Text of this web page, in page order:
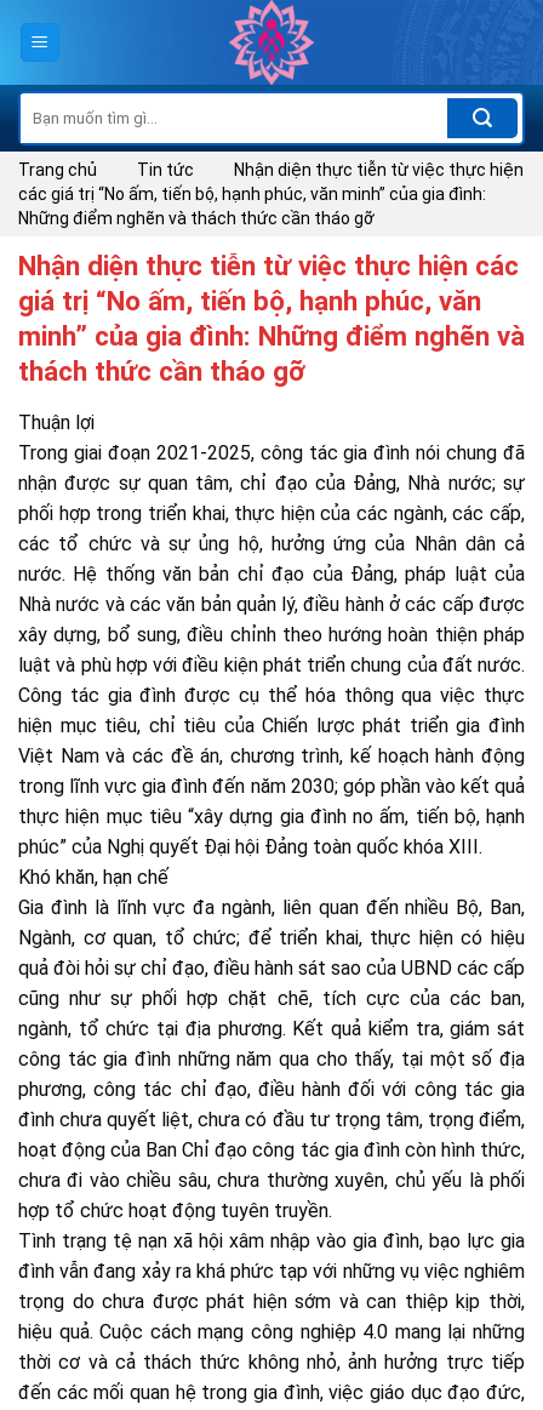
kiếm:
Trang chủ Tin tức
Nhận diện thực tiễn từ việc thực hiện
các giá trị “No ấm, tiến bộ, hạnh phúc, văn minh” của gia đình:
Những điểm nghẽn và thách thức cần tháo gỡ
Nhận diện thực tiễn từ việc thực hiện các
giá trị “No ấm, tiến bộ, hạnh phúc, văn
minh” của gia đình: Những điểm nghẽn và
thách thức cần tháo gỡ
Thuận lợi
Trong giai đoạn 2021-2025, công tác gia đình nói chung đã
nhận được sự quan tâm, chỉ đạo của Đảng, Nhà nước; sự
phối hợp trong triển khai, thực hiện của các ngành, các cấp,
các tổ chức và sự ủng hộ, hưởng ứng của Nhân dân cả
nước. Hệ thống văn bản chỉ đạo của Đảng, pháp luật của
Nhà nước và các văn bản quản lý, điều hành ở các cấp được
xây dựng, bổ sung, điều chỉnh theo hướng hoàn thiện pháp
luật và phù hợp với điều kiện phát triển chung của đất nước.
Công tác gia đình được cụ thể hóa thông qua việc thực
hiện mục tiêu, chỉ tiêu của Chiến lược phát triển gia đình
Việt Nam và các đề án, chương trình, kế hoạch hành động
trong lĩnh vực gia đình đến năm 2030; góp phần vào kết quả
thực hiện mục tiêu “xây dựng gia đình no ấm, tiến bộ, hạnh
phúc” của Nghị quyết Đại hội Đảng toàn quốc khóa XIII.
Khó khăn, hạn chế
Gia đình là lĩnh vực đa ngành, liên quan đến nhiều Bộ, Ban,
Ngành, cơ quan, tổ chức; để triển khai, thực hiện có hiệu
quả đòi hỏi sự chỉ đạo, điều hành sát sao của UBND các cấp
cũng như sự phối hợp chặt chẽ, tích cực của các ban,
ngành, tổ chức tại địa phương. Kết quả kiểm tra, giám sát
công tác gia đình những năm qua cho thấy, tại một số địa
phương, công tác chỉ đạo, điều hành đối với công tác gia
đình chưa quyết liệt, chưa có đầu tư trọng tâm, trọng điểm,
hoạt động của Ban Chỉ đạo công tác gia đình còn hình thức,
chưa đi vào chiều sâu, chưa thường xuyên, chủ yếu là phối
hợp tổ chức hoạt động tuyên truyền.
Tình trạng tệ nạn xã hội xâm nhập vào gia đình, bạo lực gia
đình vẫn đang xảy ra khá phức tạp với những vụ việc nghiêm
trọng do chưa được phát hiện sớm và can thiệp kịp thời,
hiệu quả. Cuộc cách mạng công nghiệp 4.0 mang lại những
thời cơ và cả thách thức không nhỏ, ảnh hưởng trực tiếp
đến các mối quan hệ trong gia đình, việc giáo dục đạo đức,